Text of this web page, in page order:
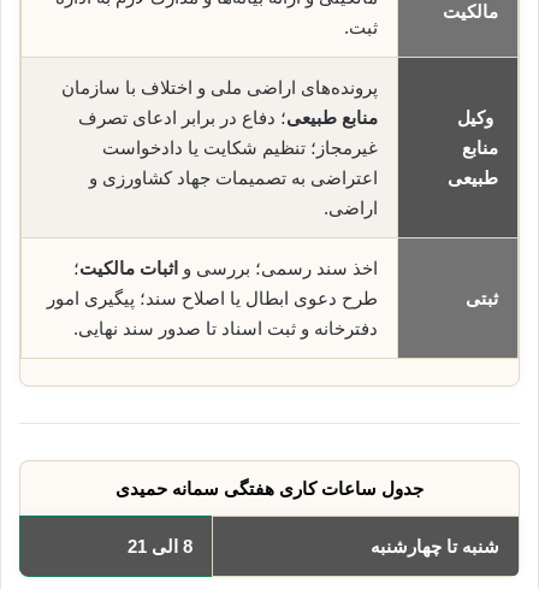
مالکیت
ثبت.
وکیل
منابع
طبیعی
پرونده‌های اراضی ملی و اختلاف با سازمان
منابع طبیعی؛ دفاع در برابر ادعای تصرف
غیرمجاز؛ تنظیم شکایت یا دادخواست
اعتراضی به تصمیمات جهاد کشاورزی و
اراضی.
ثبتی
اخذ سند رسمی؛ بررسی و اثبات مالکیت؛
طرح دعوی ابطال یا اصلاح سند؛ پیگیری امور
دفترخانه و ثبت اسناد تا صدور سند نهایی.
جدول ساعات کاری هفتگی سمانه حمیدی
شنبه تا چهارشنبه 8 الی 21